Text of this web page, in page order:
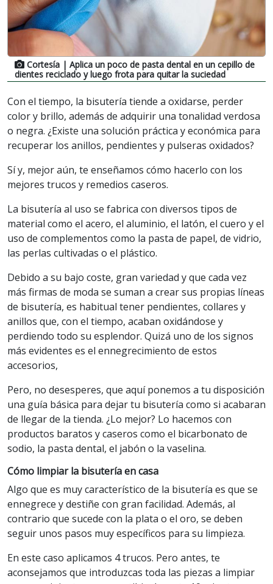
Cortesía | Aplica un poco de pasta dental en un cepillo de
dientes reciclado y luego frota para quitar la suciedad
Con el tiempo, la bisutería tiende a oxidarse, perder
color y brillo, además de adquirir una tonalidad verdosa
o negra. ¿Existe una solución práctica y económica para
recuperar los anillos, pendientes y pulseras oxidados?
Sí y, mejor aún, te enseñamos cómo hacerlo con los
mejores trucos y remedios caseros.
La bisutería al uso se fabrica con diversos tipos de
material como el acero, el aluminio, el latón, el cuero y el
uso de complementos como la pasta de papel, de vidrio,
las perlas cultivadas o el plástico.
Debido a su bajo coste, gran variedad y que cada vez
más firmas de moda se suman a crear sus propias líneas
de bisutería, es habitual tener pendientes, collares y
anillos que, con el tiempo, acaban oxidándose y
perdiendo todo su esplendor. Quizá uno de los signos
más evidentes es el ennegrecimiento de estos
accesorios,
Pero, no desesperes, que aquí ponemos a tu disposición
una guía básica para dejar tu bisutería como si acabaran
de llegar de la tienda. ¿Lo mejor? Lo hacemos con
productos baratos y caseros como el bicarbonato de
sodio, la pasta dental, el jabón o la vaselina.
Cómo limpiar la bisutería en casa
Algo que es muy característico de la bisutería es que se
ennegrece y destiñe con gran facilidad. Además, al
contrario que sucede con la plata o el oro, se deben
seguir unos pasos muy específicos para su limpieza.
En este caso aplicamos 4 trucos. Pero antes, te
aconsejamos que introduzcas toda las piezas a limpiar